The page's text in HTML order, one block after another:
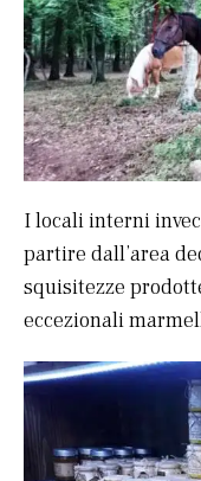
I locali interni
partire dall’area
squisitezze
eccezionali